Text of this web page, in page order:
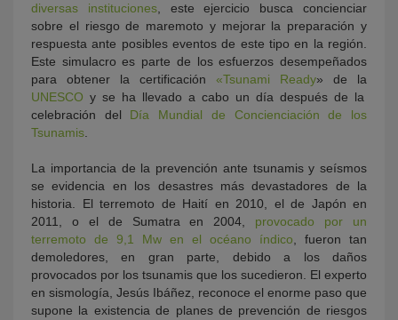
diversas instituciones, este ejercicio busca concienciar
sobre el riesgo de maremoto y mejorar la preparación y
respuesta ante posibles eventos de este tipo en la región.
Este simulacro es parte de los esfuerzos desempeñados
para obtener la certificación «Tsunami Ready» de la
UNESCO y se ha llevado a cabo un día después de la
celebración del Día Mundial de Concienciación de los
Tsunamis
La importancia de la prevención ante tsunamis y seísmos
se evidencia en los desastres más devastadores de la
historia. El terremoto de Haití en 2010, el de Japón en
2011, o el de Sumatra en 2004,
provocado por un
terremoto de 9,1 Mw en el océano índico , fueron tan
demoledores, en gran parte, debido a los daños
provocados por los tsunamis que los sucedieron. El experto
en sismología, Jesús Ibáñez, reconoce el enorme paso que
supone la existencia de planes de prevención de riesgos